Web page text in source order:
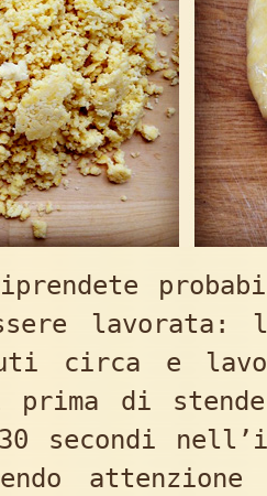
lavorata:
circa e
prima di
secondi